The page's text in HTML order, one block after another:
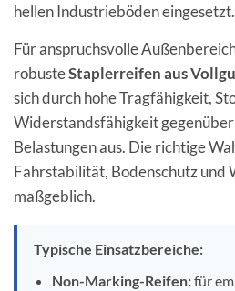
hellen Industrieböden eingesetzt.
Für anspruchsvolle
robusteStaplerreifen aus
sich durch hohe Tragfähigkeit,
Widerstandsfähigkeit
Belastungen aus. Die richtige
Fahrstabilität, Bodenschutz und
maßgeblich.
Typische Einsatzbereiche:
Non-Marking-Reifen:für